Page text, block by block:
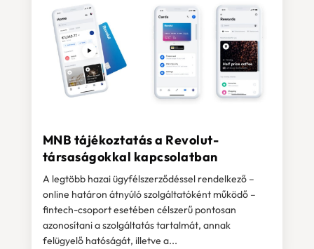
MNB tájékoztatás a Revolut-
társaságokkal kapcsolatban
A legtöbb hazai ügyfélszerződéssel rendelkező –
online határon átnyúló szolgáltatóként működő –
fintech-csoport esetében célszerű pontosan
azonosítani a szolgáltatás tartalmát, annak
felügyelő hatóságát, illetve a...